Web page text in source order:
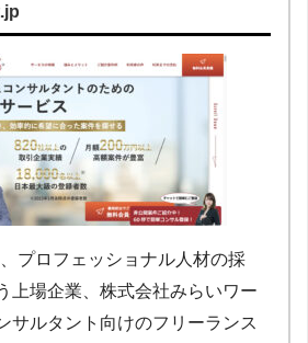
プロフェッショナル人材の採
上場企業、株式会社みらいワー
サルタント向けのフリーランス